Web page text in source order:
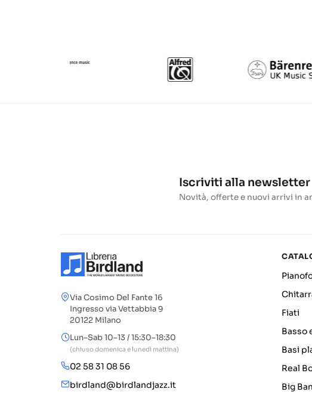
Iscriviti alla newsletter
Novità, offerte e nuovi arrivi in
Via Cosimo Del Fante 16
Ingresso via Vettabbia 9
20122 Milano
Lun–Sab 10–13 / 15:30–18:30
(chiuso domenica e lunedì mattina)
02 58 31 08 56
birdland@birdlandjazz.it
Fiati
Basso
Basi
Real
Big